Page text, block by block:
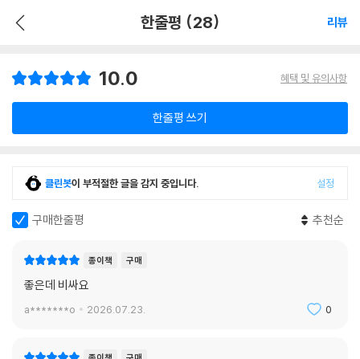
한줄평 (28) 리뷰
10.0 혜택 및 유의사항
한줄평 쓰기
클린봇이 부적절한 글을 감지 중입니다. 설정
구매한줄평 추천순
종이책 구매
좋은데 비싸요
a*******o 2026.07.23. 0